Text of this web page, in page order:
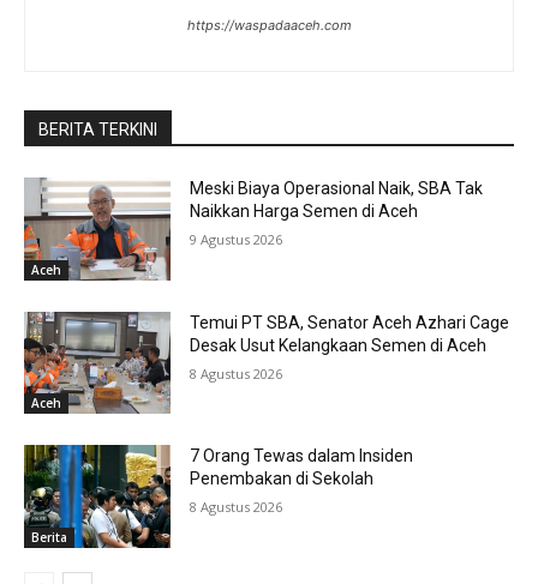
https://waspadaaceh.com
BERITA TERKINI
Aceh
Meski Biaya Operasional Naik, SBA Tak
Naikkan Harga Semen di Aceh
9 Agustus 2026
Aceh
Temui PT SBA, Senator Aceh Azhari Cage
Desak Usut Kelangkaan Semen di Aceh
8 Agustus 2026
Berita
7 Orang Tewas dalam Insiden
Penembakan di Sekolah
8 Agustus 2026